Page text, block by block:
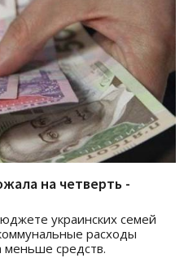
на четверть -
украинских семей
расходы
меньше средств.